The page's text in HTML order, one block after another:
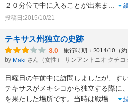
２０分位で中に入ることが出来ま ...
投稿日:2015/10/21
テキサス州独立の史跡
3.0 旅行時期：2014/10（約
by Maki さん（女性） サンアントニオ クチコ
日曜日の午前中に訪問しましたが、す
テキサスがメキシコから独立する際に
を果たした場所です。当時は戦場...